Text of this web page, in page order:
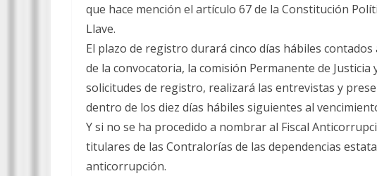
que hace mención el artículo 67 de la Constitución
Llave.
El plazo de registro durará cinco días hábiles
de la convocatoria, la comisión Permanente de
solicitudes de registro, realizará las entrevistas y
dentro de los diez días hábiles siguientes al
Y si no se ha procedido a nombrar al Fiscal
titulares de las Contralorías de las dependencias
anticorrupción.